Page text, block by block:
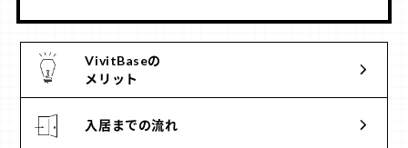
VivitBaseの
メリット
入居までの流れ